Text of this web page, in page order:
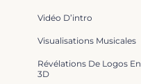
Vidéo D’intro
Visualisations Musicales
Révélations De Logos En
3D